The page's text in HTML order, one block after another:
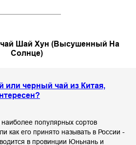
чай Шай Хун (Высушенный На
Солнце)
или черный чай из Китая,
популярных сортов
как его принято называть в России -
в провинции Юньнань и